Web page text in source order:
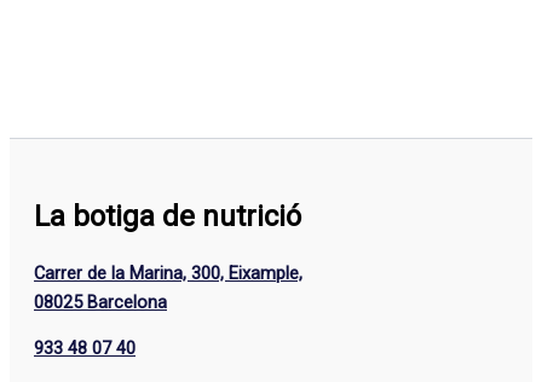
La botiga de nutrició
Carrer de la Marina, 300, Eixample,
08025 Barcelona
933 48 07 40